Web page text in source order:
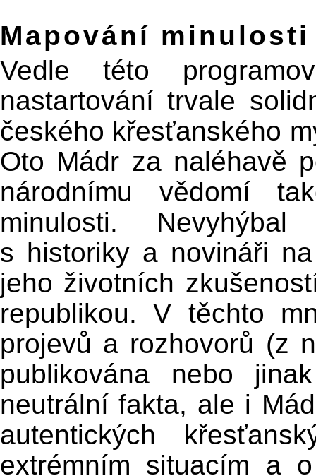
Mapování minulosti
Vedle této
nastartování trvale
českého křesťanského
Oto Mádr za naléhavě
národnímu vědomí
minulosti.
s historiky a novináři
jeho životních
republikou. V těchto
projevů a rozhovorů (z
publikována nebo
neutrální fakta, ale i
autentických
extrémním situacím a